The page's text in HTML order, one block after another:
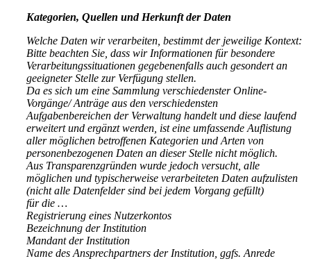
Kategorien, Quellen und Herkunft der Daten
Welche Daten wir verarbeiten, bestimmt der jeweilige Kontext:
Bitte beachten Sie, dass wir Informationen für besondere
Verarbeitungssituationen gegebenenfalls auch gesondert an
geeigneter Stelle zur Verfügung stellen.
Da es sich um eine Sammlung verschiedenster Online-
Vorgänge/ Anträge aus den verschiedensten
Aufgabenbereichen der Verwaltung handelt und diese laufend
erweitert und ergänzt werden, ist eine umfassende Auflistung
aller möglichen betroffenen Kategorien und Arten von
personenbezogenen Daten an dieser Stelle nicht möglich.
Aus Transparenzgründen wurde jedoch versucht, alle
möglichen und typischerweise verarbeiteten Daten aufzulisten
(nicht alle Datenfelder sind bei jedem Vorgang gefüllt)
für die …
Registrierung eines Nutzerkontos
Bezeichnung der Institution
Mandant der Institution
Name des Ansprechpartners der Institution, ggfs. Anrede